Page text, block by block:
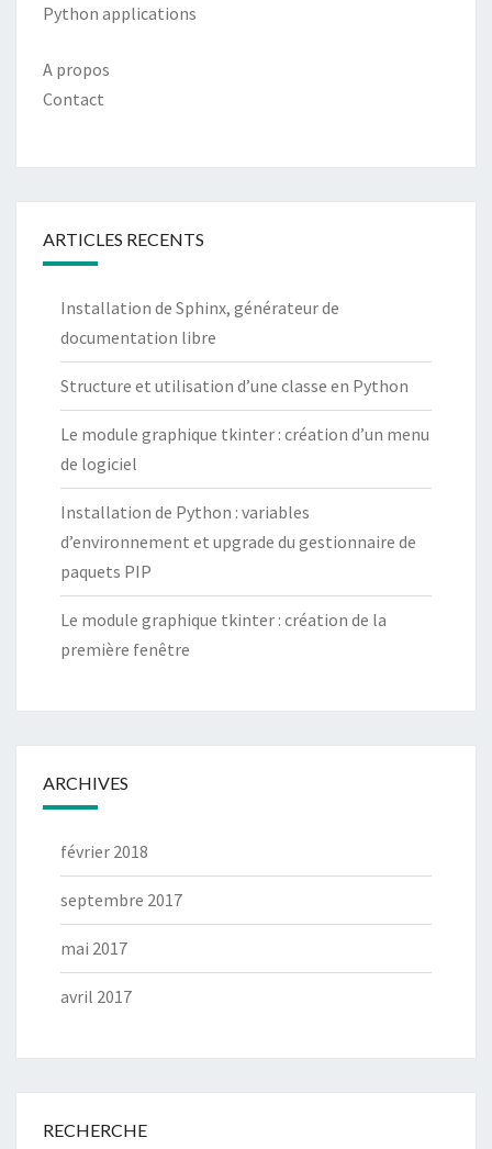
Python applications
A propos
Contact
ARTICLES RECENTS
Installation de Sphinx, générateur de
documentation libre
Structure et utilisation d’une classe en Python
Le module graphique tkinter : création d’un menu
de logiciel
Installation de Python : variables
d’environnement et upgrade du gestionnaire de
paquets PIP
Le module graphique tkinter : création de la
première fenêtre
ARCHIVES
février 2018
septembre 2017
mai 2017
avril 2017
RECHERCHE